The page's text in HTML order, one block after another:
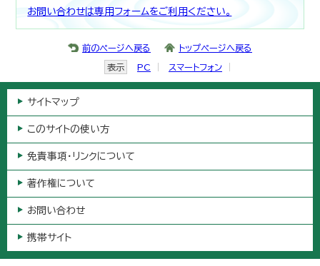
お問い合わせは専用フォームをご利用ください。
前のページへ戻る トップページへ戻る
表示 PC スマートフォン
サイトマップ
このサイトの使い方
免責事項・リンクについて
著作権について
お問い合わせ
携帯サイト